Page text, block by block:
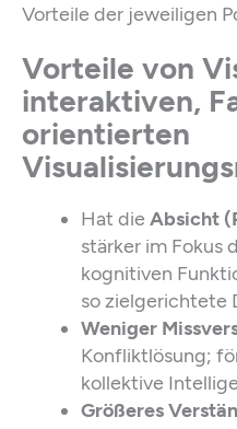
Vorteile der jeweiligen
Vorteile von
interaktiven,
orientierten
Hat die Absicht
stärker im Fokus
kognitiven
so zielgerichtete
Weniger
Konfliktlösung;
kollektive
Größeres